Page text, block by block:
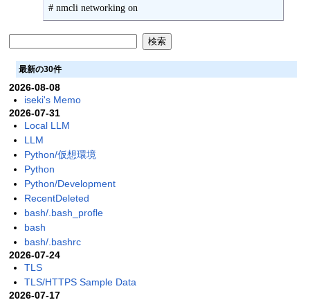
# nmcli networking on
最新の30件
2026-08-08
iseki's Memo
2026-07-31
Local LLM
LLM
Python/仮想環境
Python
Python/Development
RecentDeleted
bash/.bash_profle
bash
bash/.bashrc
2026-07-24
TLS
TLS/HTTPS Sample Data
2026-07-17